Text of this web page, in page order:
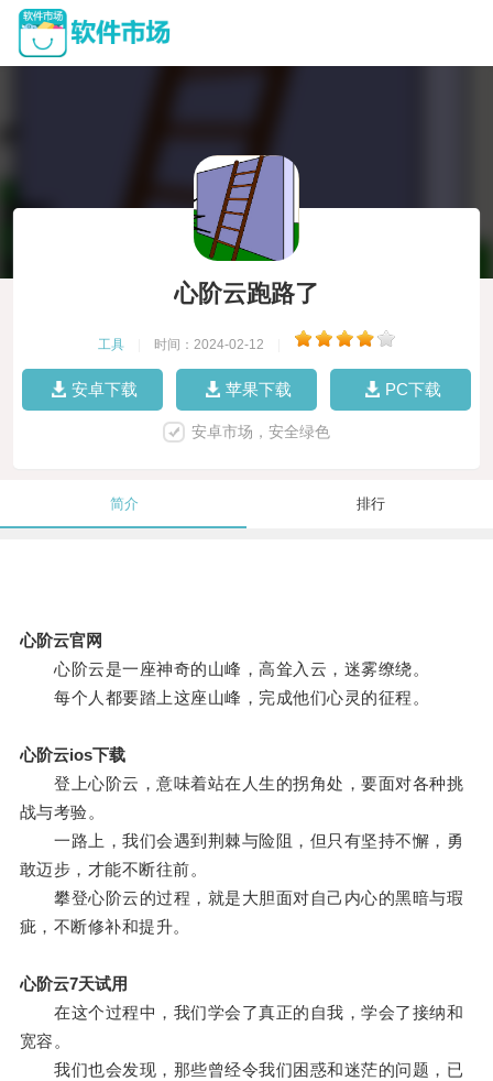
心阶云跑路了
工具 时间：2024-02-12
安卓下载 苹果下载 PC下载
安卓市场，安全绿色
简介 排行
心阶云官网
心阶云是一座神奇的山峰，高耸入云，迷雾缭绕。
每个人都要踏上这座山峰，完成他们心灵的征程。
心阶云ios下载
登上心阶云，意味着站在人生的拐角处，要面对各种挑
战与考验。
一路上，我们会遇到荆棘与险阻，但只有坚持不懈，勇
敢迈步，才能不断往前。
攀登心阶云的过程，就是大胆面对自己内心的黑暗与瑕
疵，不断修补和提升。
心阶云7天试用
在这个过程中，我们学会了真正的自我，学会了接纳和
宽容。
我们也会发现，那些曾经令我们困惑和迷茫的问题，已